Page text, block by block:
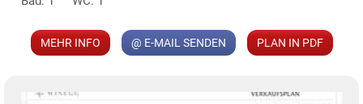
MEHR INFO @ E-MAIL SENDEN PLAN IN PDF